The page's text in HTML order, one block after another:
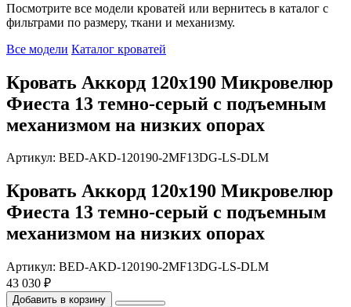
Посмотрите все модели кроватей или вернитесь в каталог с
фильтрами по размеру, ткани и механизму.
Все модели Каталог кроватей
Кровать Аккорд 120х190 Микровелюр
Фиеста 13 темно-серый с подъемным
механизмом на низких опорах
Артикул: BED-AKD-120190-2MF13DG-LS-DLM
Кровать Аккорд 120х190 Микровелюр
Фиеста 13 темно-серый с подъемным
механизмом на низких опорах
Артикул: BED-AKD-120190-2MF13DG-LS-DLM
43 030 ₽
Добавить в корзину